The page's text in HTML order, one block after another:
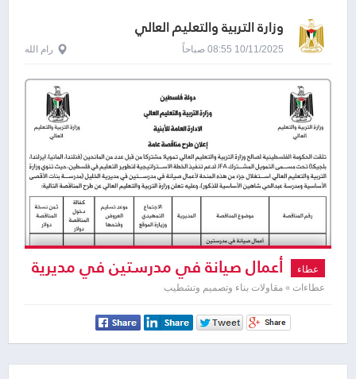
وزارة التربية والتعليم العالي
10/11/2025 08:55 صباحاً رام الله
عطاء أعمال صيانة في مدرستين في مديرية
الخليل
عطاءات » مقاولات بناء وتصميم وتشطيب